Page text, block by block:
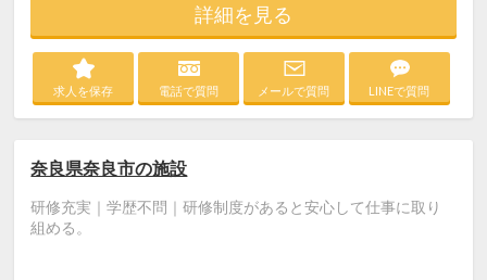
詳細を見る
求人を保存 電話で質問 メールで質問 LINEで質問
奈良県奈良市の施設
研修充実｜学歴不問｜研修制度があると安心して仕事に取り
組める。